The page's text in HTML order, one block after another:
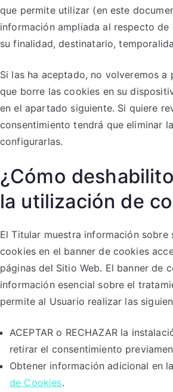
que permite utilizar (en este
información ampliada al respecto
su finalidad, destinatario,
Si las ha aceptado, no volveremos a
que borre las cookies en su
en el apartado siguiente. Si quiere
consentimiento tendrá que eliminar
configurarlas.
¿Cómo
la utilización de
El Titular muestra información sobre
cookies en el banner de cookies
páginas del Sitio Web. El banner de
información esencial sobre el
permite al Usuario realizar las
ACEPTAR o RECHAZAR la
retirar el consentimiento
Obtener información adicional en
de Cookies.